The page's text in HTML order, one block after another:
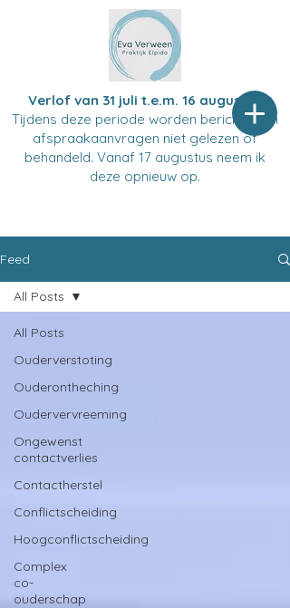
Verlof van 31 juli t.e.m. 16 augustus
Tijdens deze periode worden berichten en
afspraakaanvragen niet gelezen of
behandeld. Vanaf 17 augustus neem ik
deze opnieuw op.
Feed
All Posts
Ouderverstoting
Ouderontheching
Oudervervreeming
Ongewenst
contactverlies
Contactherstel
Conflictscheiding
Hoogconflictscheiding
Complex
co-
ouderschap
All Posts